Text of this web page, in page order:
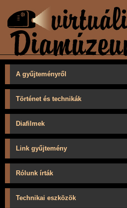
A gyűjteményről
Történet és technikák
Diafilmek
Link gyűjtemény
Rólunk írták
Technikai eszközök